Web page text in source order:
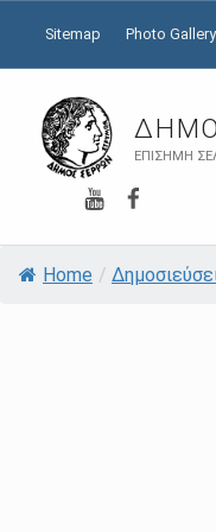
ΕΠΊΣΗΜΗ
YouTube
Sitemap Photo Gallery
Home /